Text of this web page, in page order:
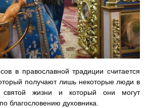
в православной традиции считается
получают лишь некоторые люди в
жизни и который они могут
благословению духовника.